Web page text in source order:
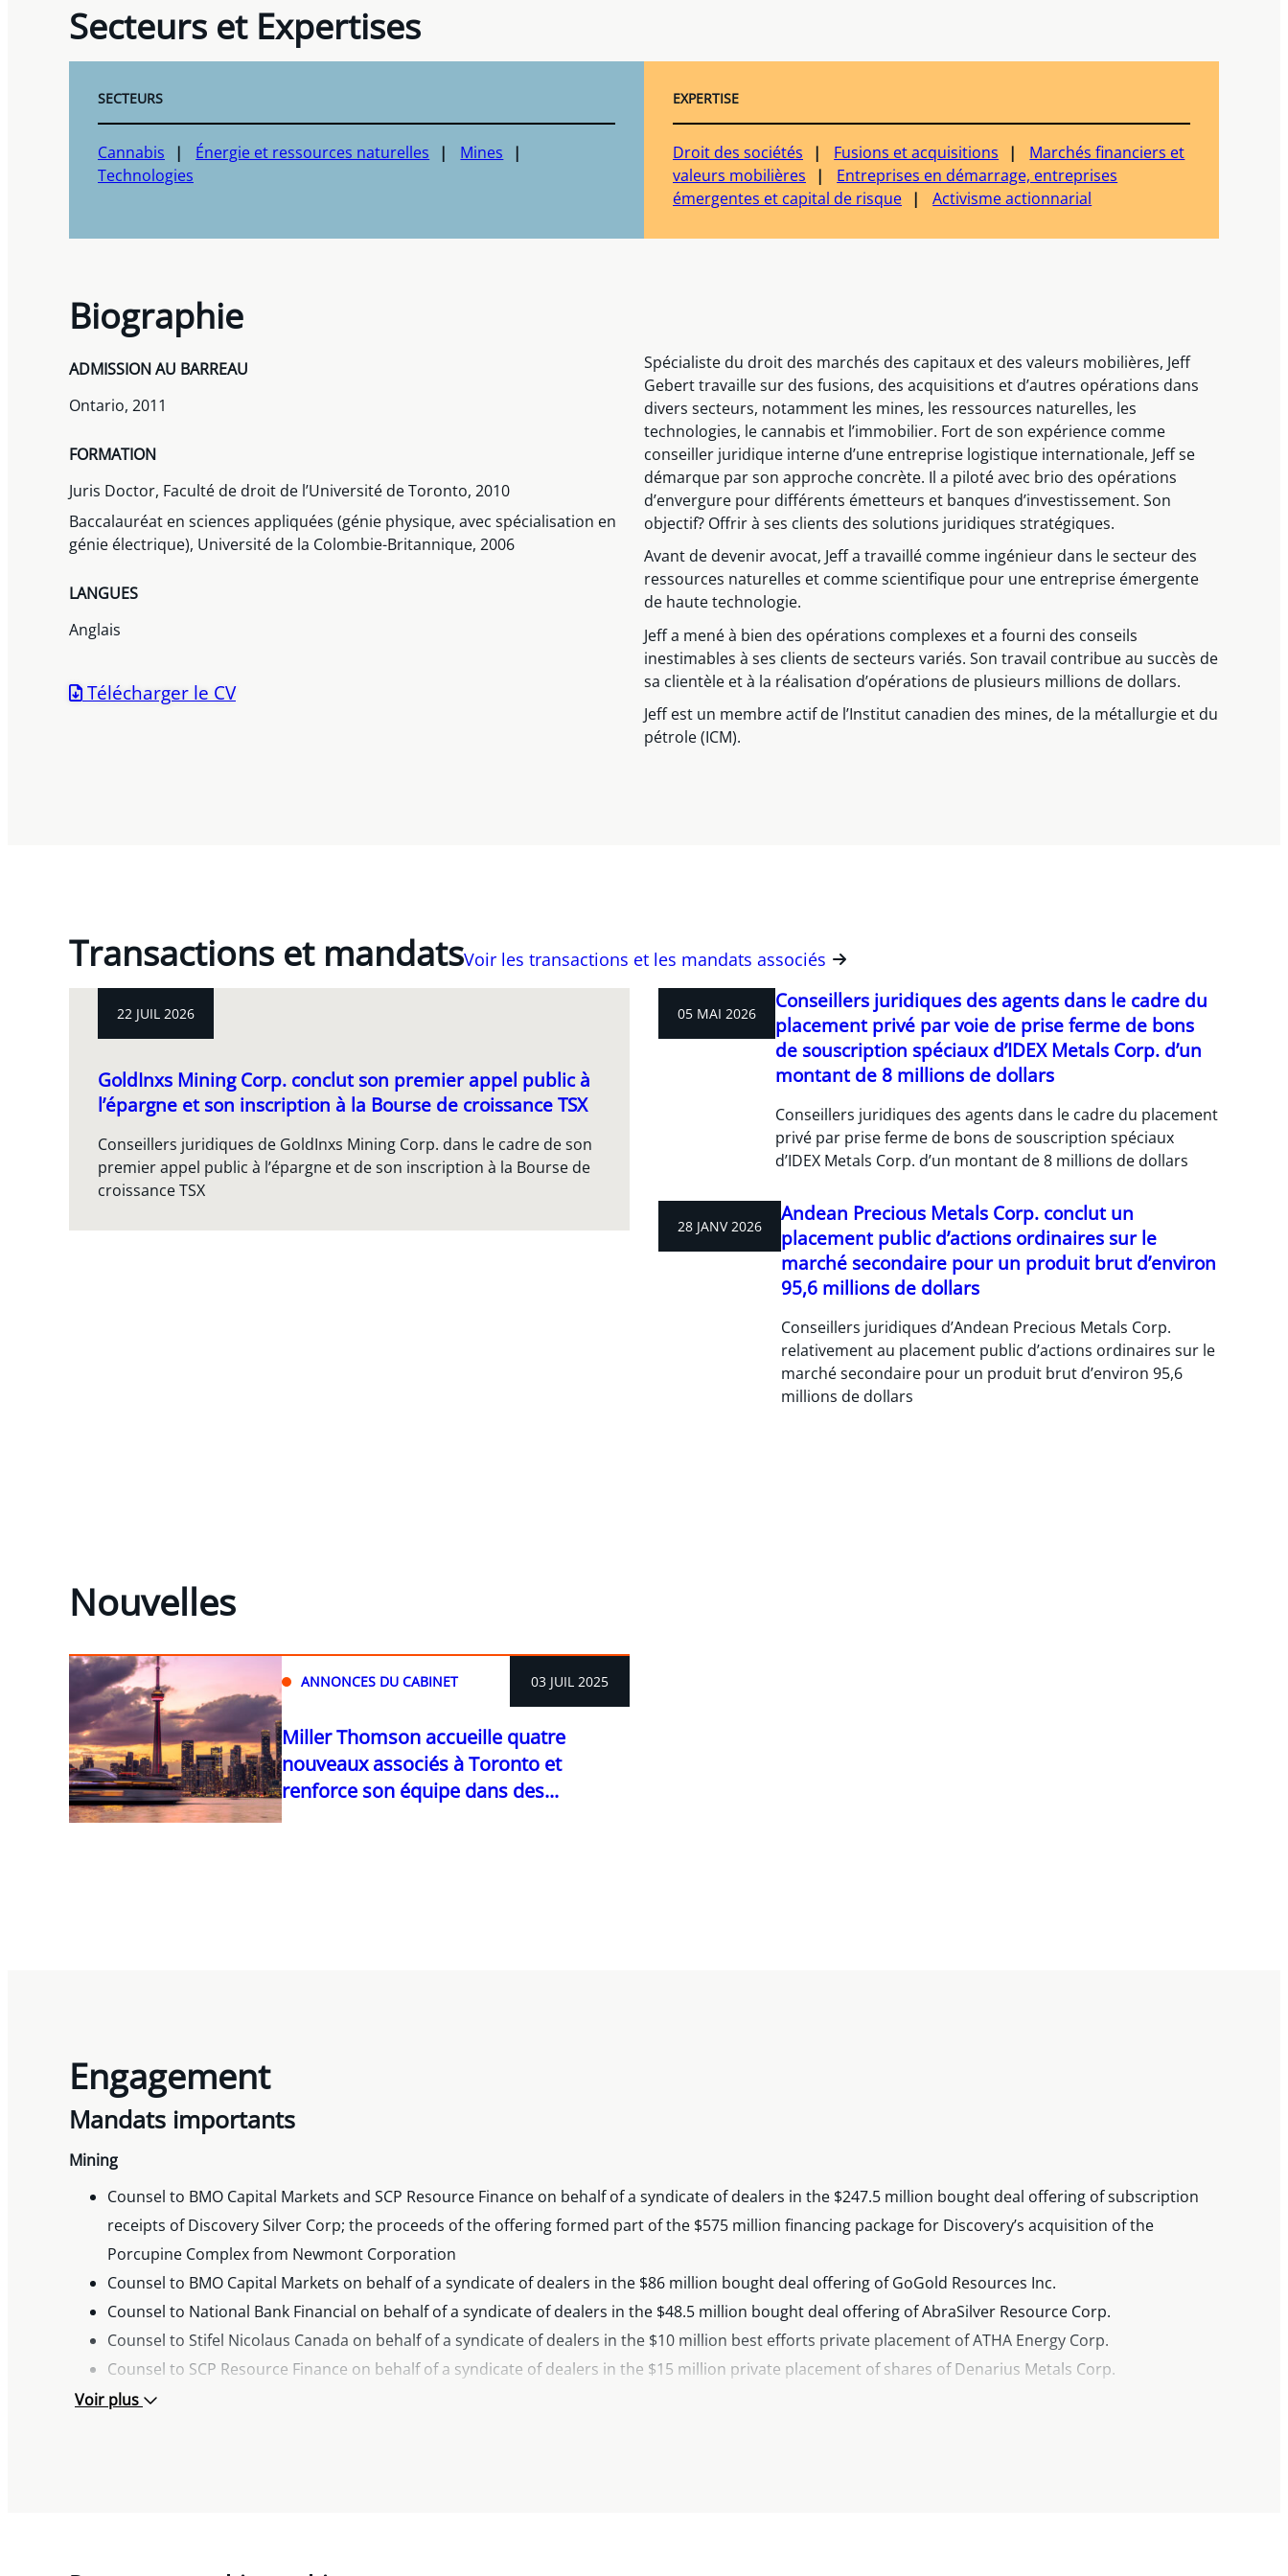
Secteurs et Expertises
SECTEURS
Cannabis Énergie et ressources naturelles
Mines
Technologies
EXPERTISE
Droit des sociétés Fusions et acquisitions
Marchés financiers et
valeurs mobilières
Entreprises en démarrage, entreprises
émergentes et capital de risque
Activisme actionnarial
Biographie
ADMISSION AU BARREAU
Ontario, 2011
FORMATION
Juris Doctor, Faculté de droit de l’Université de Toronto, 2010
Baccalauréat en sciences appliquées (génie physique, avec spécialisation en
génie électrique), Université de la Colombie-Britannique, 2006
LANGUES
Anglais
Télécharger le CV
Spécialiste du droit des marchés des capitaux et des valeurs mobilières, Jeff
Gebert travaille sur des fusions, des acquisitions et d’autres opérations dans
divers secteurs, notamment les mines, les ressources naturelles, les
technologies, le cannabis et l’immobilier. Fort de son expérience comme
conseiller juridique interne d’une entreprise logistique internationale, Jeff se
démarque par son approche concrète. Il a piloté avec brio des opérations
d’envergure pour différents émetteurs et banques d’investissement. Son
objectif? Offrir à ses clients des solutions juridiques stratégiques.
Avant de devenir avocat, Jeff a travaillé comme ingénieur dans le secteur des
ressources naturelles et comme scientifique pour une entreprise émergente
de haute technologie.
Jeff a mené à bien des opérations complexes et a fourni des conseils
inestimables à ses clients de secteurs variés. Son travail contribue au succès de
sa clientèle et à la réalisation d’opérations de plusieurs millions de dollars.
Jeff est un membre actif de l’Institut canadien des mines, de la métallurgie et du
pétrole (ICM).
Transactions et mandatsVoir les transactions et les mandats associés
22 JUIL 2026
GoldInxs Mining Corp. conclut son premier appel public à
l’épargne et son inscription à la Bourse de croissance TSX
Conseillers juridiques de GoldInxs Mining Corp. dans le cadre de son
premier appel public à l’épargne et de son inscription à la Bourse de
croissance TSX
05 MAI 2026
Conseillers juridiques des agents dans le cadre du
placement privé par voie de prise ferme de bons
de souscription spéciaux d’IDEX Metals Corp. d’un
montant de 8 millions de dollars
Conseillers juridiques des agents dans le cadre du placement
privé par prise ferme de bons de souscription spéciaux
d’IDEX Metals Corp. d’un montant de 8 millions de dollars
28 JANV 2026
Andean Precious Metals Corp. conclut un
placement public d’actions ordinaires sur le
marché secondaire pour un produit brut d’environ
95,6 millions de dollars
Conseillers juridiques d’Andean Precious Metals Corp.
relativement au placement public d’actions ordinaires sur le
marché secondaire pour un produit brut d’environ 95,6
millions de dollars
Nouvelles
ANNONCES DU CABINET 03 JUIL 2025
Miller Thomson accueille quatre
nouveaux associés à Toronto et
renforce son équipe dans des...
Engagement
Mandats importants
Mining
Counsel to BMO Capital Markets and SCP Resource Finance on behalf of a syndicate of dealers in the $247.5 million bought deal offering of subscription
receipts of Discovery Silver Corp; the proceeds of the offering formed part of the $575 million financing package for Discovery’s acquisition of the
Porcupine Complex from Newmont Corporation
Counsel to BMO Capital Markets on behalf of a syndicate of dealers in the $86 million bought deal offering of GoGold Resources Inc.
Counsel to National Bank Financial on behalf of a syndicate of dealers in the $48.5 million bought deal offering of AbraSilver Resource Corp.
Counsel to Stifel Nicolaus Canada on behalf of a syndicate of dealers in the $10 million best efforts private placement of ATHA Energy Corp.
Counsel to SCP Resource Finance on behalf of a syndicate of dealers in the $15 million private placement of shares of Denarius Metals Corp.
Counsel to BMO Capital Markets on behalf of a syndicate of dealers in the $40 million bought deal offering of Collective Mining Ltd.
Voir plus